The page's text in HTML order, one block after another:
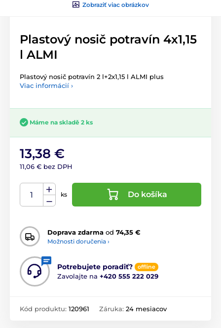
Zobraziť viac obrázkov
Plastový nosič potravín 4x1,15
l ALMI
Plastový nosič potravín 2 l+2x1,15 l ALMI plus
Viac informácií ›
Máme na skladě 2 ks
13,38 €
11,06 € bez DPH
ks Do košíka
Doprava zdarma od 74,35 €
Možnosti doručenia ›
Potrebujete poradiť? offline
Zavolajte na +420 555 222 029
Kód produktu: 120961 Záruka: 24 mesiacov